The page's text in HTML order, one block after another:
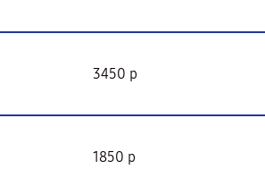
3450 р
1850 р